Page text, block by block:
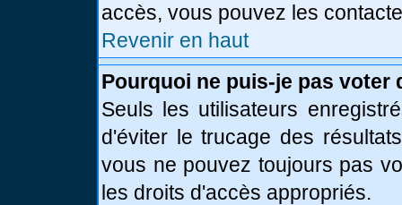
accès, vous pouvez les
Revenir en haut
Pourquoi ne puis-je pas voter
Seuls les utilisateurs
d'éviter le trucage des
vous ne pouvez toujours pas
les droits d'accès appropriés.